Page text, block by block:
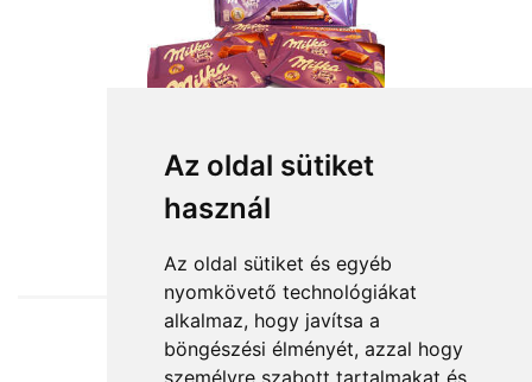
Az oldal sütiket
használ
Az oldal sütiket és egyéb
nyomkövető technológiákat
alkalmaz, hogy javítsa a
böngészési élményét, azzal hogy
személyre szabott tartalmakat és
Milka hegy
14 000 Ft-tól
Elfogadott fizetési módok